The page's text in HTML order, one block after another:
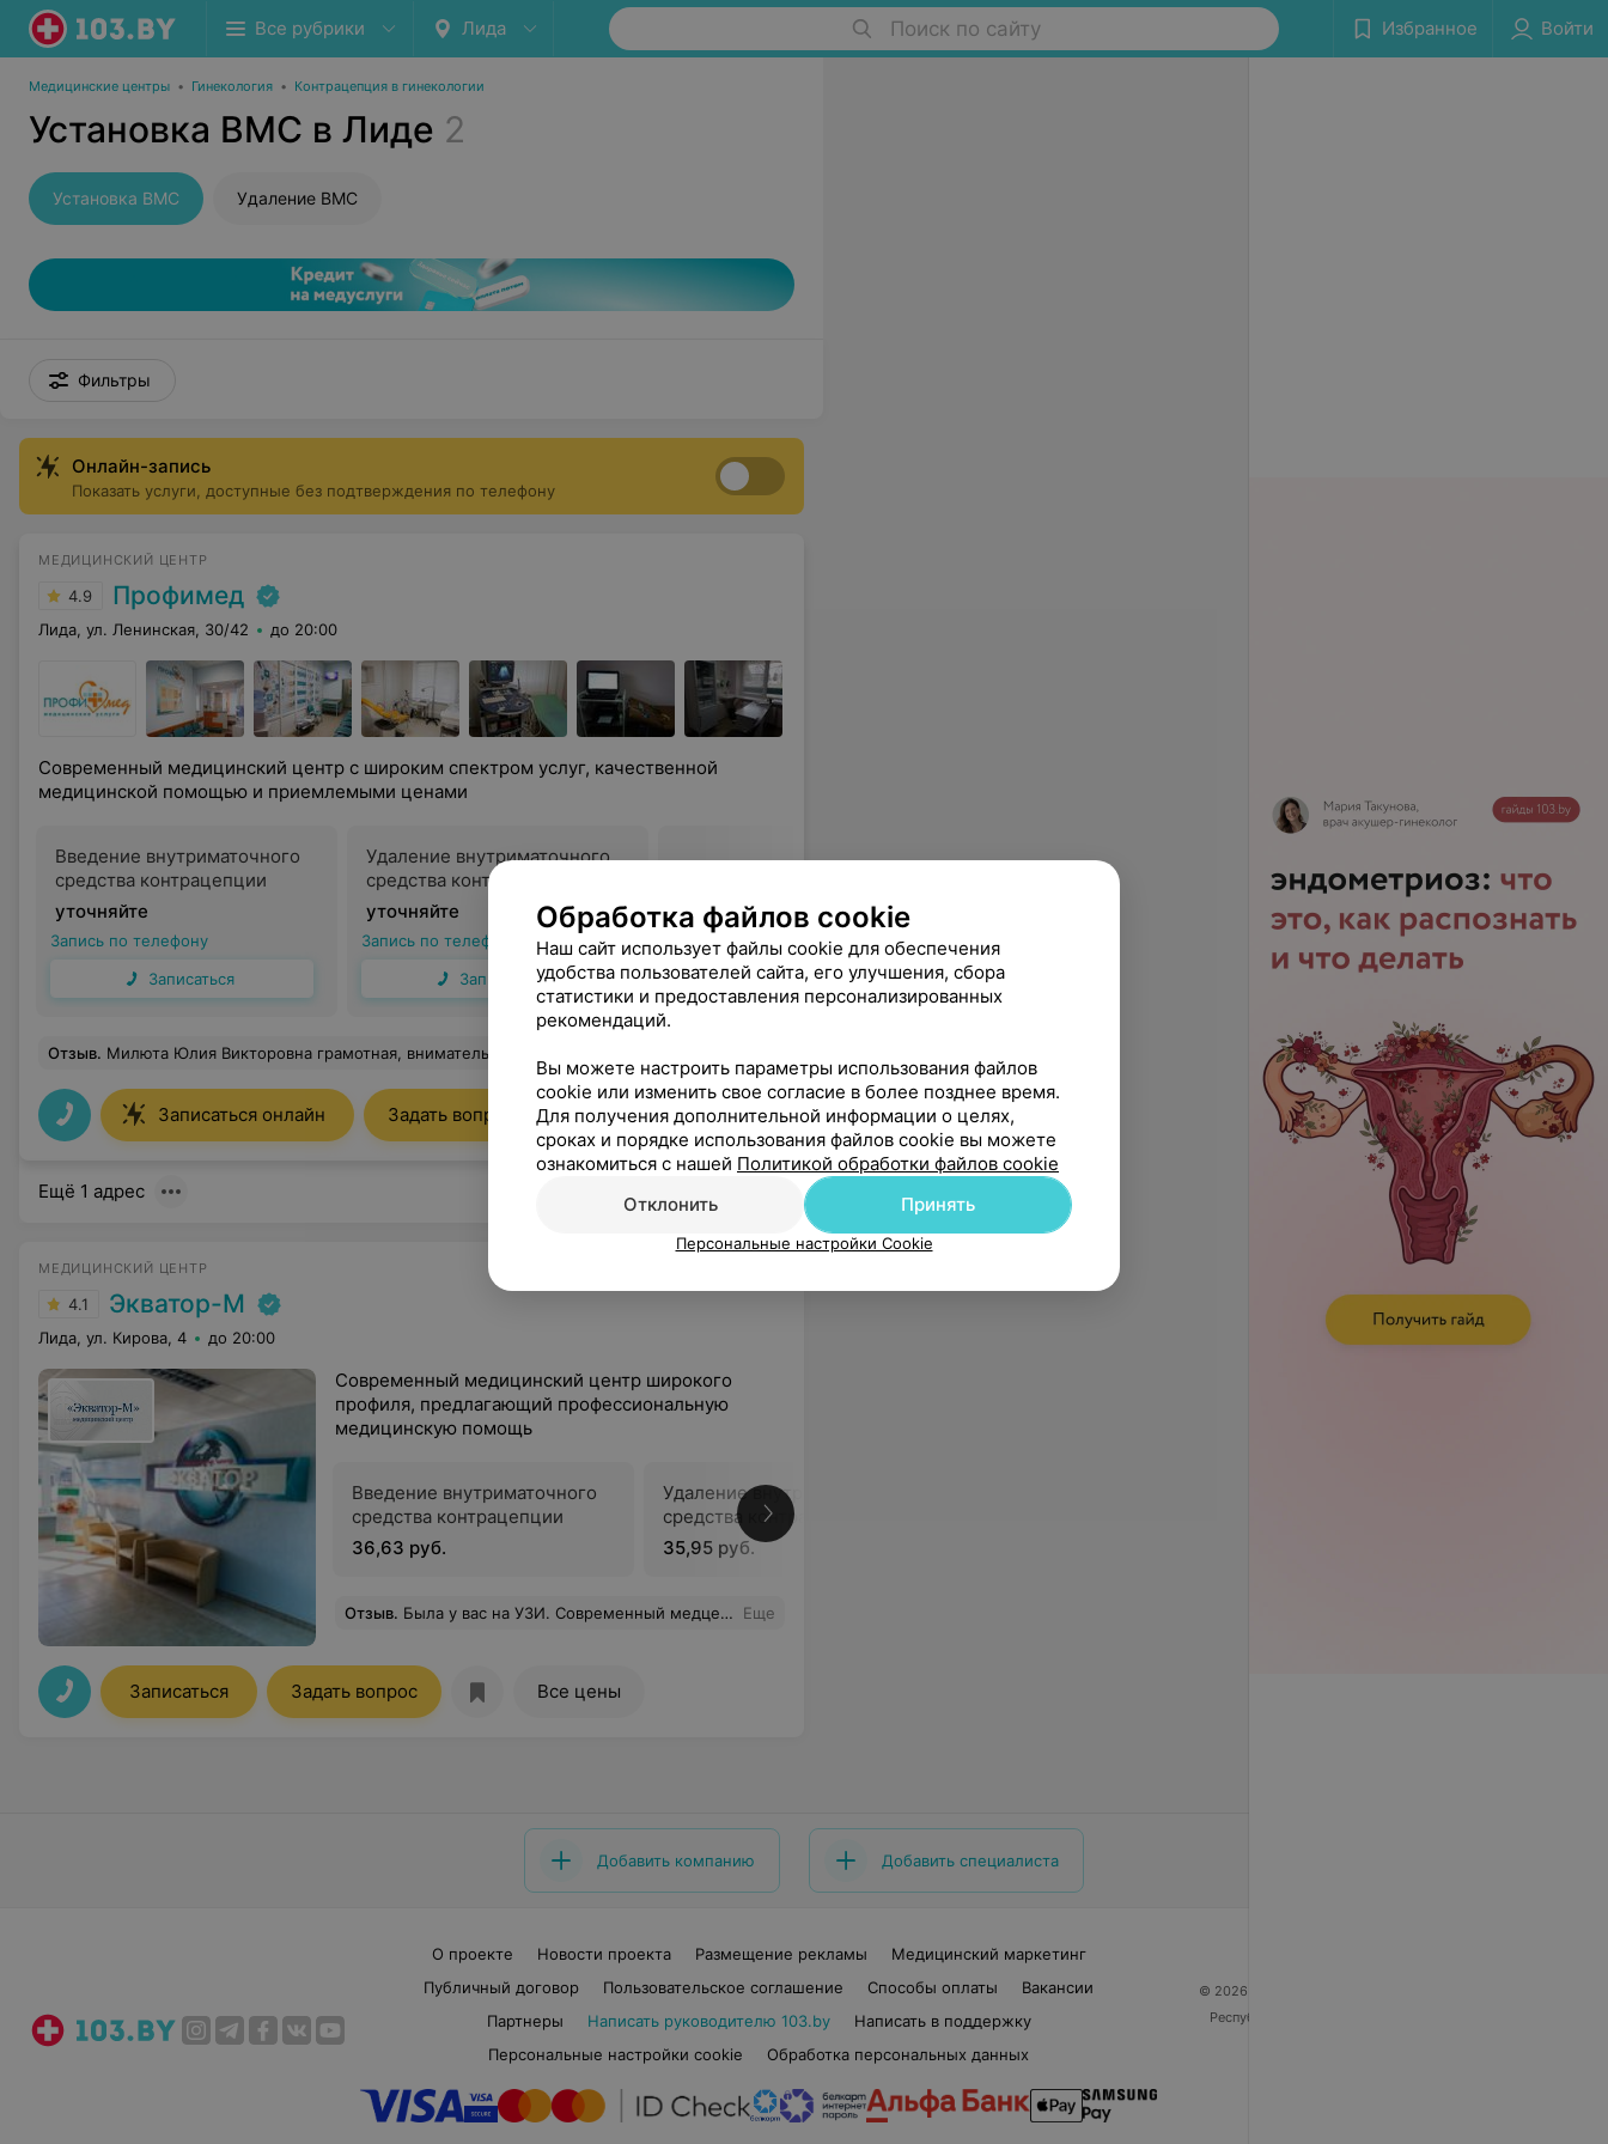
Все рубрики Лида Поиск по сайту Избранное Войти
Медицинские центры • Гинекология • Контрацепция в гинекологии
Установка ВМС в Лиде 2
Установка ВМС Удаление ВМС
Фильтры
Онлайн-запись
Показать услуги, доступные без подтверждения по телефону
МЕДИЦИНСКИЙ ЦЕНТР
4.9 Профимед
Лида, ул. Ленинская, 30/42 до 20:00
Современный медицинский центр с широким спектром услуг, качественной
медицинской помощью и приемлемыми ценами
Введение внутриматочного
средства контрацепции
уточняйте
Запись по телефону
Записаться
Удаление внутриматочного
средства контрацепции
уточняйте
Запись по телефону
Записаться
Все цены
Отзыв. Милюта Юлия Викторовна грамотная, внимательная, всегда вежливая. На приеме меня внимательно выслушала, все подробно объяснила и дала необходимые рекомендации. Спасибо!
Записаться онлайн Задать вопрос
Ещё 1 адрес
МЕДИЦИНСКИЙ ЦЕНТР
4.1 Экватор-М
Лида, ул. Кирова, 4 до 20:00
Современный медицинский центр широкого
профиля, предлагающий профессиональную
медицинскую помощь
Введение внутриматочного
средства контрацепции
36,63 руб.
Удаление внутриматочного
средства контрацепции
35,95 руб.
Отзыв. Была у вас на УЗИ. Современный медцентр, хорошие доктора, вежливые девушки на ресепшене. Спасибо большое за ваш труд! Еще
Записаться Задать вопрос Все цены
Добавить компанию Добавить специалиста
О проекте Новости проекта Размещение рекламы
Медицинский маркетинг
Публичный договор
Пользовательское соглашение Способы оплаты
Вакансии
Партнеры
Написать руководителю 103.by
Написать в поддержку
Персональные настройки cookie
Обработка персональных данных
© 2026 ООО «Артокс Лаб», УНП 191700409
Республика Беларусь, г. Минск, улица Толбухина, 2,
Обработка файлов cookie
Наш сайт использует файлы cookie для обеспечения
удобства пользователей сайта, его улучшения, сбора
статистики и предоставления персонализированных
рекомендаций.
Вы можете настроить параметры использования файлов
cookie или изменить свое согласие в более позднее время.
Для получения дополнительной информации о целях,
сроках и порядке использования файлов cookie вы можете
ознакомиться с нашей Политикой обработки файлов cookie
Отклонить
Принять
Персональные настройки Cookie